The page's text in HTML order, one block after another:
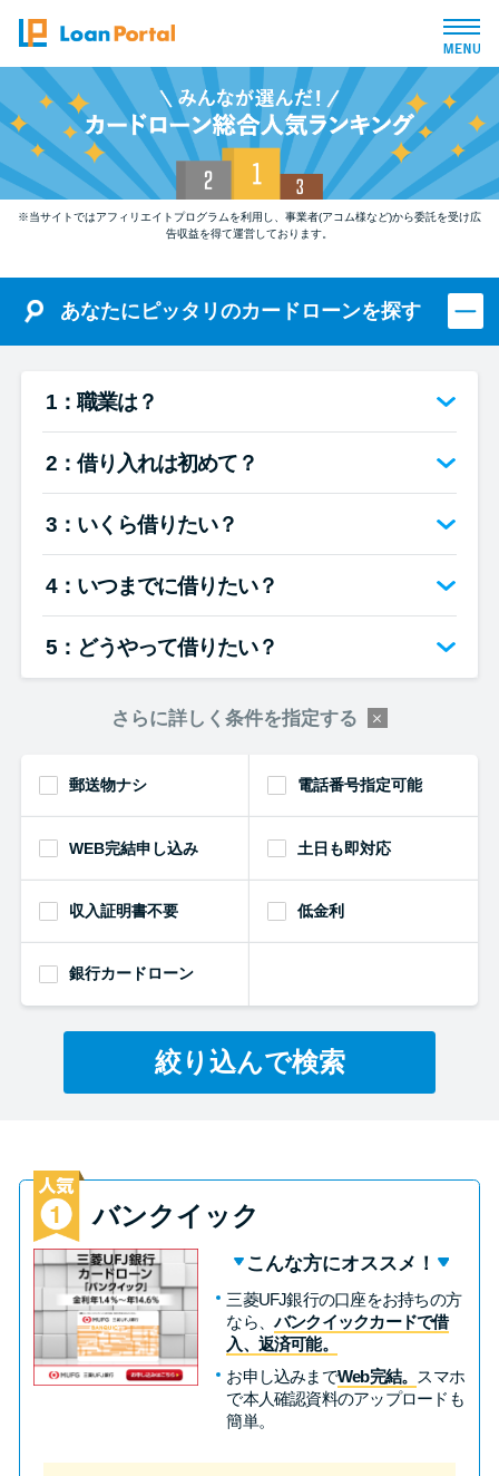
トップページ
おすすめコンテンツ
総合人気ランキング
とにかくすぐ借りたい方向け
審査が不安な方向け
カードローン診断
カードローンQ&A
カードローンの見直しで40万円
特集ページ一覧
銀行カードローンを選ぶべき4つ
の理由
無利息期間を利用して利息0円で
お金を借りる3つのポイント
種類・特徴別一覧
※当サイトではアフィリエイトプログラムを利用し、事業者(アコム様など)から委託を受け広
告収益を得て運営しております。
あなたにピッタリのカードローンを探す
1：職業は？
2：借り入れは初めて？
3：いくら借りたい？
4：いつまでに借りたい？
5：どうやって借りたい？
さらに詳しく条件を指定する
郵送物ナシ 電話番号指定可能
WEB完結申し込み 土日も即対応
収入証明書不要 低金利
銀行カードローン
絞り込んで検索
バンクイック
こんな方にオススメ！
三菱UFJ銀行の口座をお持ちの方
なら、バンクイックカードで借
入、返済可能。
お申し込みまでWeb完結。 スマホ
で本人確認資料のアップロードも
簡単。